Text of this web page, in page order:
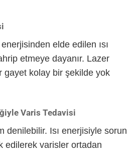
elde edilen ısı
etmeye dayanır. Lazer
gayet kolay bir şekilde yok
Varis Tedavisi
denilebilir. Isı enerjisiyle sorun
edilerek varisler ortadan